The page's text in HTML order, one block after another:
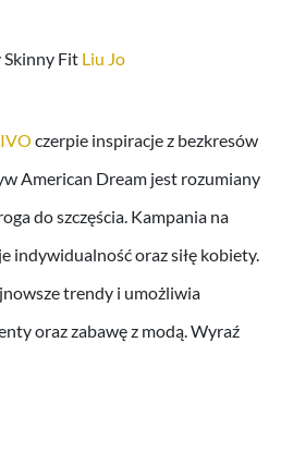
Skinny Fit Liu Jo
czerpie inspiracje z bezkresów
American Dream jest rozumiany
do szczęścia. Kampania na
indywidualność oraz siłę kobiety.
trendy i umożliwia
oraz zabawę z modą. Wyraź